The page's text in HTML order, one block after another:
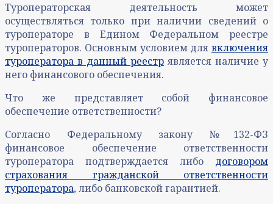
Туроператорская деятельность может
осуществляться только при наличии сведений о
туроператоре в Едином Федеральном реестре
туроператоров. Основным условием для включения
туроператора в данный реестр является наличие у
него финансового обеспечения.
Что же представляет собой финансовое
обеспечение ответственности?
Согласно Федеральному закону №132-ФЗ
финансовое обеспечение ответственности
туроператора подтверждается либо договором
страхования гражданской ответственности
туроператора, либо банковской гарантией.